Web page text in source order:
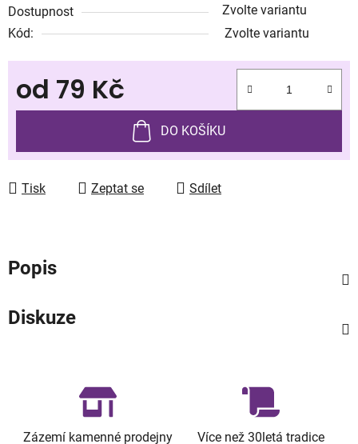
Dostupnost
Zvolte variantu
Kód:
Zvolte variantu
od 79 Kč
Měrná cena:
DO KOŠÍKU
Tisk Zeptat se Sdílet
Popis
Diskuze
Zázemí kamenné prodejny Více než 30letá tradice